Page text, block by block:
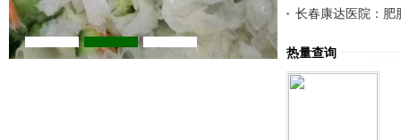
长春康达医院：肥
热量查询